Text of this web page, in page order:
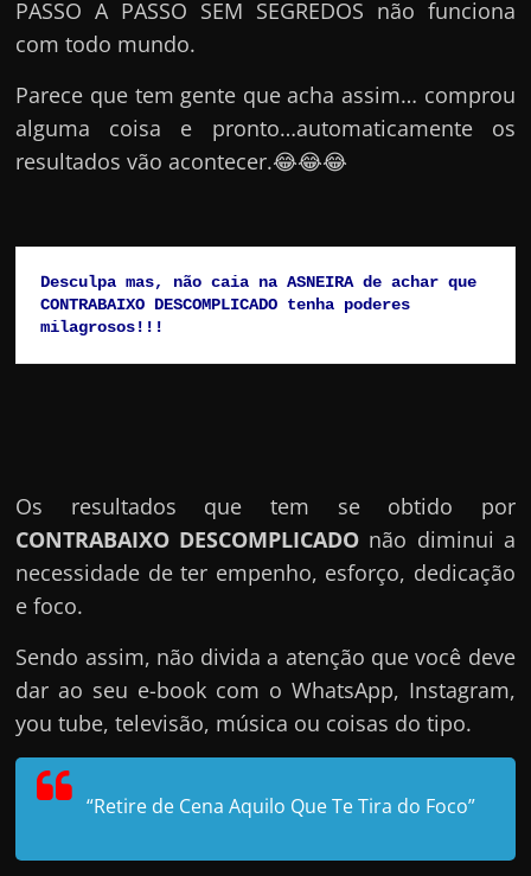
PASSO A PASSO SEM SEGREDOS não funciona
com todo mundo.
Parece que tem gente que acha assim… comprou
alguma coisa e pronto…automaticamente os
resultados vão acontecer.😂😂😂
Desculpa mas, não caia na ASNEIRA de achar que
CONTRABAIXO DESCOMPLICADO tenha poderes
milagrosos!!!
Os resultados que tem se obtido por
CONTRABAIXO DESCOMPLICADO não diminui a
necessidade de ter empenho, esforço, dedicação
e foco.
Sendo assim, não divida a atenção que você deve
dar ao seu e-book com o WhatsApp, Instagram,
you tube, televisão, música ou coisas do tipo.
“Retire de Cena Aquilo Que Te Tira do Foco”